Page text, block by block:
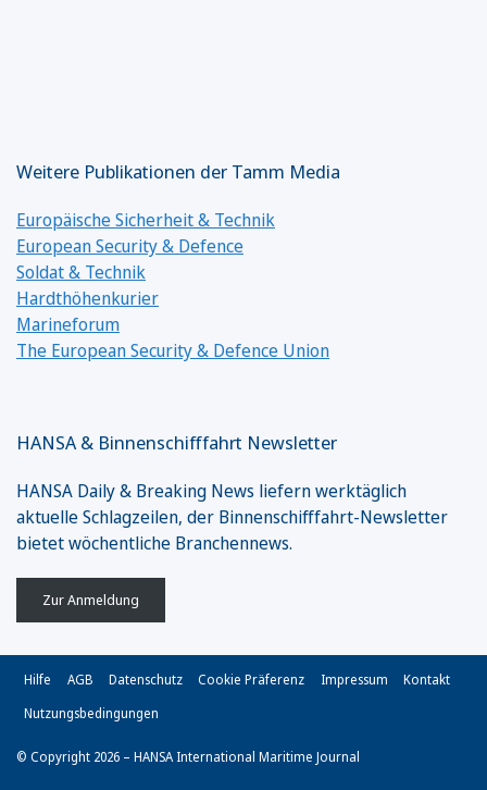
Weitere Publikationen der Tamm Media
Europäische Sicherheit & Technik
European Security & Defence
Soldat & Technik
Hardthöhenkurier
Marineforum
The European Security & Defence Union
HANSA & Binnenschifffahrt Newsletter
HANSA Daily & Breaking News liefern werktäglich
aktuelle Schlagzeilen, der Binnenschifffahrt-Newsletter
bietet wöchentliche Branchennews.
Zur Anmeldung
© Copyright 2026 – HANSA International Maritime Journal
Hilfe AGB Datenschutz Cookie Präferenz Impressum
Kontakt
Nutzungsbedingungen